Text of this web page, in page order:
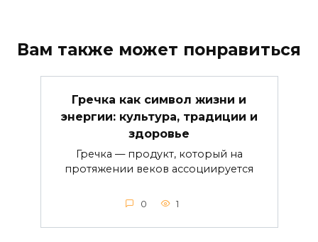
Вам также может понравиться
Гречка как символ жизни и
энергии: культура, традиции и
здоровье
Гречка — продукт, который на
протяжении веков ассоциируется
0 1